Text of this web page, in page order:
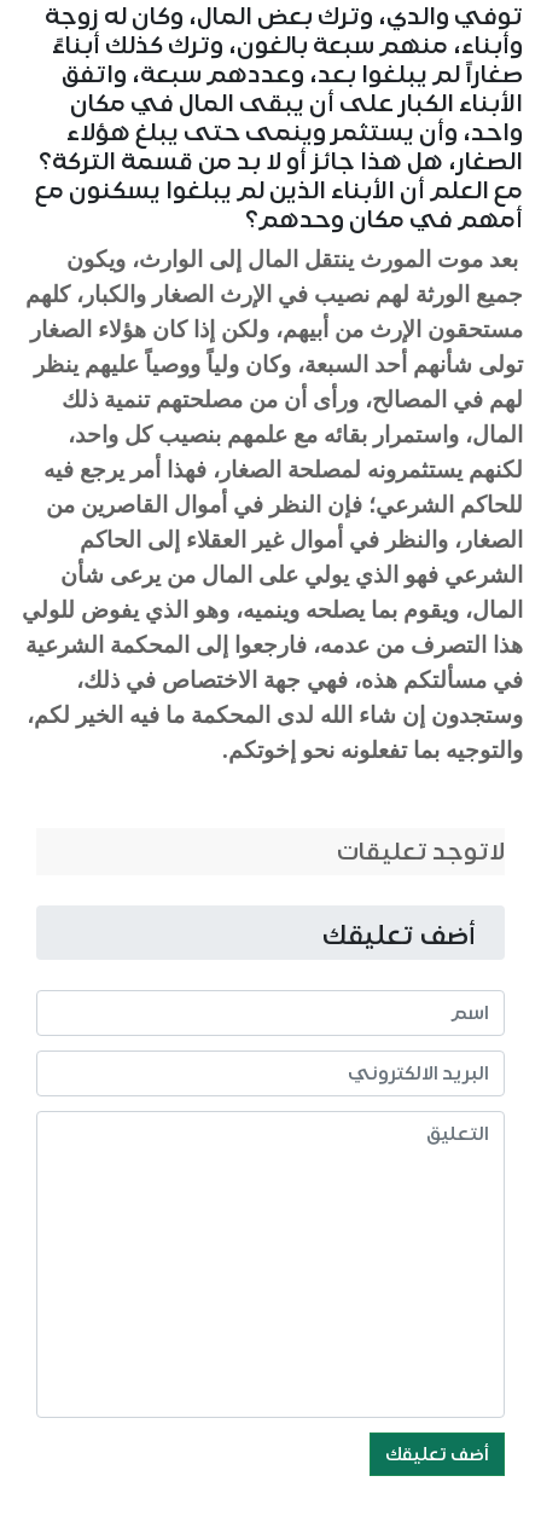
توفي والدي، وترك بعض المال، وكان له زوجة
وأبناء، منهم سبعة بالغون، وترك كذلك أبناءً
صغاراً لم يبلغوا بعد، وعددهم سبعة، واتفق
الأبناء الكبار على أن يبقى المال في مكان
واحد، وأن يستثمر وينمى حتى يبلغ هؤلاء
الصغار، هل هذا جائز أو لا بد من قسمة التركة؟
مع العلم أن الأبناء الذين لم يبلغوا يسكنون مع
أمهم في مكان وحدهم؟
بعد موت المورث ينتقل المال إلى الوارث، ويكون
جميع الورثة لهم نصيب في الإرث الصغار والكبار، كلهم
مستحقون الإرث من أبيهم، ولكن إذا كان هؤلاء الصغار
تولى شأنهم أحد السبعة، وكان ولياً ووصياً عليهم ينظر
لهم في المصالح، ورأى أن من مصلحتهم تنمية ذلك
المال، واستمرار بقائه مع علمهم بنصيب كل واحد،
لكنهم يستثمرونه لمصلحة الصغار، فهذا أمر يرجع فيه
للحاكم الشرعي؛ فإن النظر في أموال القاصرين من
الصغار، والنظر في أموال غير العقلاء إلى الحاكم
الشرعي فهو الذي يولي على المال من يرعى شأن
المال، ويقوم بما يصلحه وينميه، وهو الذي يفوض للولي
هذا التصرف من عدمه، فارجعوا إلى المحكمة الشرعية
في مسألتكم هذه، فهي جهة الاختصاص في ذلك،
وستجدون إن شاء الله لدى المحكمة ما فيه الخير لكم،
والتوجيه بما تفعلونه نحو إخوتكم.
لاتوجد تعليقات
أضف تعليقك
أضف تعليقك